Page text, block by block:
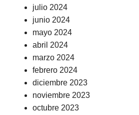
julio 2024
junio 2024
mayo 2024
abril 2024
marzo 2024
febrero 2024
diciembre 2023
noviembre 2023
octubre 2023